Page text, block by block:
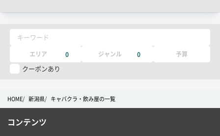
チ
ー
キーワード
エリア 0 ジャンル 0 予算
クーポンあり
HOME 新潟県 キャバクラ・飲み屋の一覧
コンテンツ